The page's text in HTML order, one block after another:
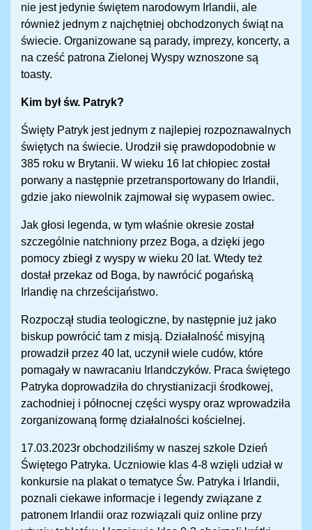
nie jest jedynie świętem narodowym Irlandii, ale
również jednym z najchętniej obchodzonych świąt na
świecie. Organizowane są parady, imprezy, koncerty, a
na cześć patrona Zielonej Wyspy wznoszone są
toasty.
Kim był św. Patryk?
Święty Patryk jest jednym z najlepiej rozpoznawalnych
świętych na świecie. Urodził się prawdopodobnie w
385 roku w Brytanii. W wieku 16 lat chłopiec został
porwany a następnie przetransportowany do Irlandii,
gdzie jako niewolnik zajmował się wypasem owiec.
Jak głosi legenda, w tym właśnie okresie został
szczególnie natchniony przez Boga, a dzięki jego
pomocy zbiegł z wyspy w wieku 20 lat. Wtedy też
dostał przekaz od Boga, by nawrócić pogańską
Irlandię na chrześcijaństwo.
Rozpoczął studia teologiczne, by następnie już jako
biskup powrócić tam z misją. Działalność misyjną
prowadził przez 40 lat, uczynił wiele cudów, które
pomagały w nawracaniu Irlandczyków. Praca świętego
Patryka doprowadziła do chrystianizacji środkowej,
zachodniej i północnej części wyspy oraz wprowadziła
zorganizowaną formę działalności kościelnej.
17.03.2023r obchodziliśmy w naszej szkole Dzień
Świętego Patryka. Uczniowie klas 4-8 wzięli udział w
konkursie na plakat o tematyce Św. Patryka i Irlandii,
poznali ciekawe informacje i legendy związane z
patronem Irlandii oraz rozwiązali quiz online przy